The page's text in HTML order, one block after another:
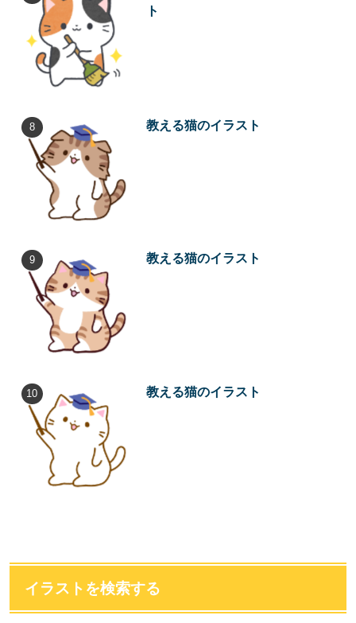
ト
教える猫のイラスト
教える猫のイラスト
教える猫のイラスト
イラストを検索する